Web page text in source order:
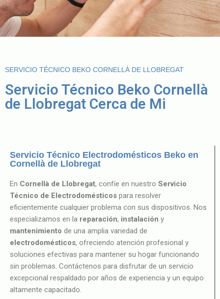
SERVICIO TÉCNICO BEKO CORNELLÀ DE LLOBREGAT
Servicio Técnico Beko Cornellà
de Llobregat Cerca de Mi
Servicio Técnico Electrodomésticos Beko en
Cornellà de Llobregat
En Cornellà de Llobregat, confíe en nuestro Servicio
Técnico de Electrodomésticos para resolver
eficientemente cualquier problema con sus dispositivos. Nos
especializamos en la reparación, instalación y
mantenimiento de una amplia variedad de
electrodomésticos, ofreciendo atención profesional y
soluciones efectivas para mantener su hogar funcionando
sin problemas. Contáctenos para disfrutar de un servicio
excepcional respaldado por años de experiencia y un equipo
altamente capacitado.